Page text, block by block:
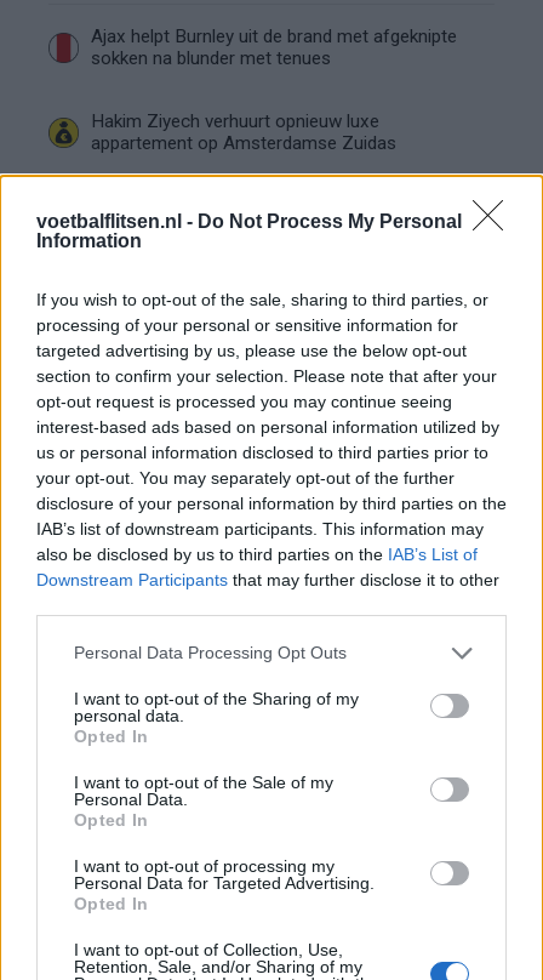
voetbalflitsen.nl - Do Not Process My Personal
Information
If you wish to opt-out of the sale, sharing to third parties, or
processing of your personal or sensitive information for
targeted advertising by us, please use the below opt-out
section to confirm your selection. Please note that after your
opt-out request is processed you may continue seeing
interest-based ads based on personal information utilized by
us or personal information disclosed to third parties prior to
your opt-out. You may separately opt-out of the further
disclosure of your personal information by third parties on the
IAB’s list of downstream participants. This information may
also be disclosed by us to third parties on the IAB’s List of
Downstream Participants that may further disclose it to other
Personal Data Processing Opt Outs
I want to opt-out of the Sharing of my
personal data.
Opted In
I want to opt-out of the Sale of my
Personal Data.
Opted In
I want to opt-out of processing my
Personal Data for Targeted Advertising.
Opted In
I want to opt-out of Collection, Use,
Retention, Sale, and/or Sharing of my
Ajax helpt Burnley uit de brand met afgeknipte
sokken na blunder met tenues
Hakim Ziyech verhuurt opnieuw luxe
appartement op Amsterdamse Zuidas
Ajax: 'Hier gaan fans van genieten'
Resterend oefenprogramma Ajax: waar zijn de
duels te zien
Ajax groeit onder Míchel, maar transfermarkt
blijft cruciaal
Ajax-talent Mohamed Abdalla schrijft Europese
geschiedenis
Shane Kluivert krijgt kans van Flick en begint in
de basis bij FC Barcelona
Ouazane met Lionel Messi
Ajax zet grote stap richting volgende ronde na
ruime zege op Vojvodina
Dusan Tadic kijkt met bijzondere gevoelens naar
Ajax - Vojvodina
Zo veranderde de relatie tussen Rafael van der